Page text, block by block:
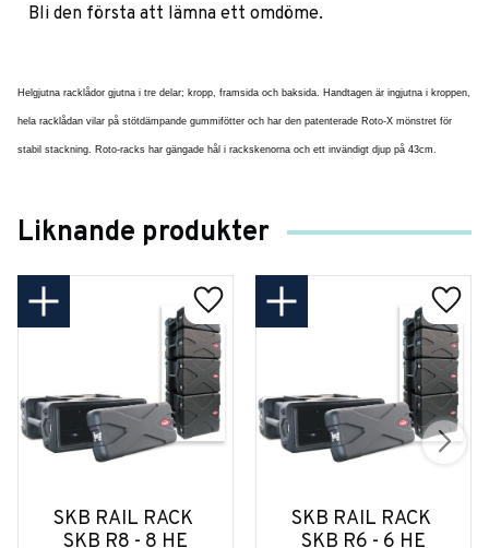
Bli den första att lämna ett omdöme.
Helgjutna racklådor gjutna i tre delar; kropp, framsida och baksida. Handtagen är ingjutna i kroppen,
hela racklådan vilar på stötdämpande gummifötter och har den patenterade Roto-X mönstret för
stabil stackning. Roto-racks har gängade hål i rackskenorna och ett invändigt djup på 43cm.
Liknande produkter
SKB RAIL RACK
SKB R8 - 8 HE
SKB RAIL RACK
SKB R6 - 6 HE